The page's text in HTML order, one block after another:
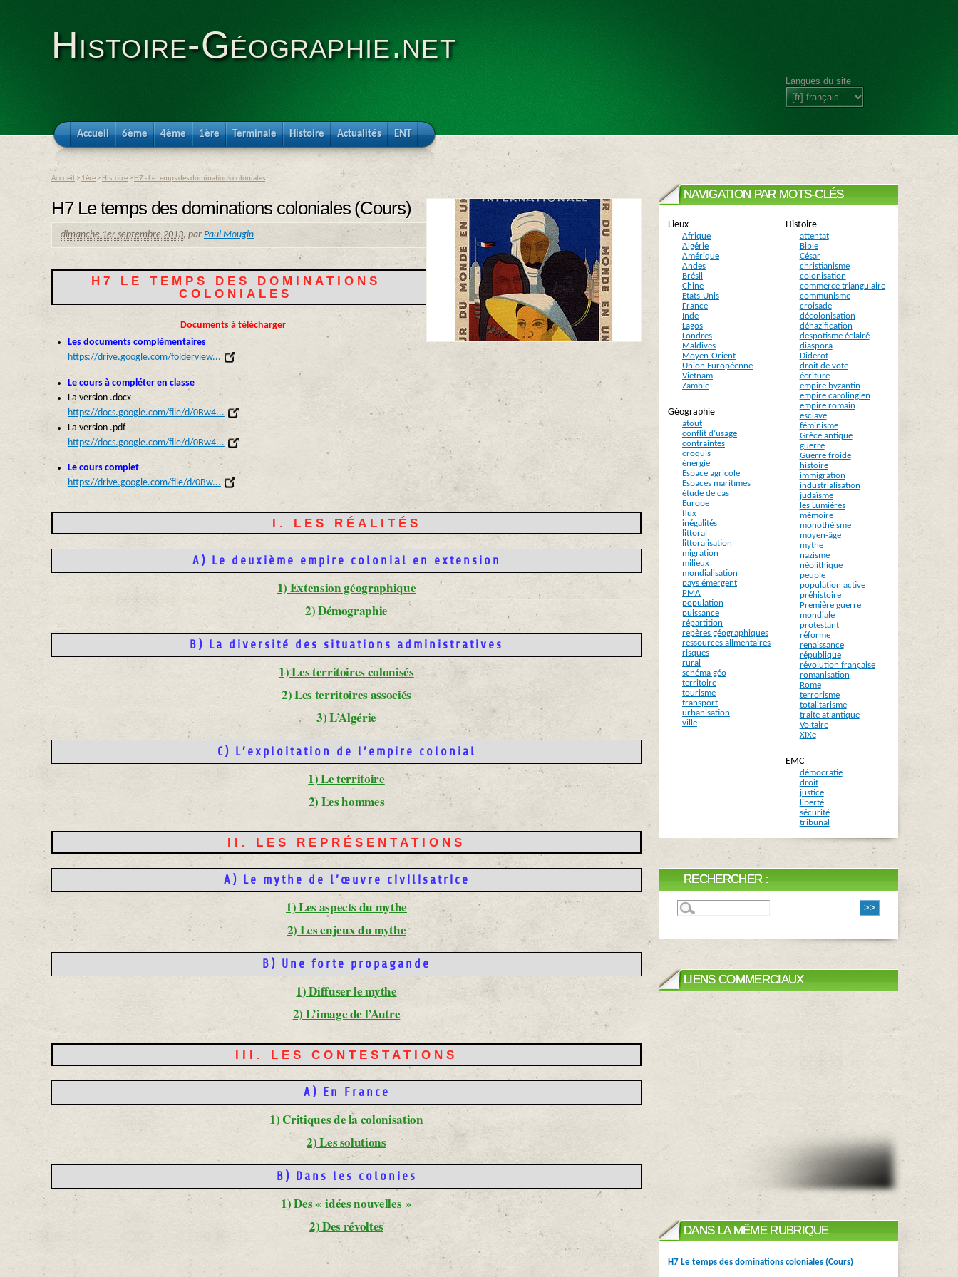
Histoire-Géographie.net
Langues du site
Accueil 6ème 4ème 1ère Terminale Histoire Actualités ENT
Accueil > 1ère > Histoire > H7 - Le temps des dominations coloniales
H7 Le temps des dominations coloniales (Cours)
dimanche 1er septembre 2013, par Paul Mougin
H7 LE TEMPS DES DOMINATIONS
COLONIALES
Documents à télécharger
Les documents complémentaires
https://drive.google.com/folderview...
Le cours à compléter en classe
La version .docx
https://docs.google.com/file/d/0Bw4...
La version .pdf
https://docs.google.com/file/d/0Bw4...
Le cours complet
https://drive.google.com/file/d/0Bw...
I. LES RÉALITÉS
A) Le deuxième empire colonial en extension
1) Extension géographique
2) Démographie
B) La diversité des situations administratives
1) Les territoires colonisés
2) Les territoires associés
3) L’Algérie
C) L’exploitation de l’empire colonial
1) Le territoire
2) Les hommes
II. LES REPRÉSENTATIONS
A) Le mythe de l’œuvre civilisatrice
1) Les aspects du mythe
2) Les enjeux du mythe
B) Une forte propagande
1) Diffuser le mythe
2) L’image de l’Autre
III. LES CONTESTATIONS
A) En France
1) Critiques de la colonisation
2) Les solutions
B) Dans les colonies
1) Des « idées nouvelles »
2) Des révoltes
NAVIGATION PAR MOTS-CLÉS
Lieux
Afrique
Algérie
Amérique
Andes
Brésil
Chine
Etats-Unis
France
Inde
Lagos
Londres
Maldives
Moyen-Orient
Union Européenne
Vietnam
Zambie
Histoire
attentat
Bible
César
christianisme
colonisation
commerce triangulaire
communisme
croisade
décolonisation
dénazification
despotisme éclairé
diaspora
Diderot
droit de vote
écriture
empire byzantin
empire carolingien
empire romain
esclave
féminisme
Grèce antique
guerre
Guerre froide
histoire
immigration
industrialisation
judaïsme
les Lumières
mémoire
monothéisme
moyen-âge
mythe
nazisme
néolithique
peuple
population active
préhistoire
Première guerre
mondiale
protestant
réforme
renaissance
république
révolution française
romanisation
Rome
terrorisme
totalitarisme
traite atlantique
Voltaire
XIXe
Géographie
atout
conflit d’usage
contraintes
croquis
énergie
Espace agricole
Espaces maritimes
étude de cas
Europe
flux
inégalités
littoral
littoralisation
migration
milieux
mondialisation
pays émergent
PMA
population
puissance
répartition
repères géographiques
ressources alimentaires
risques
rural
schéma géo
territoire
tourisme
transport
urbanisation
ville
EMC
démocratie
droit
justice
liberté
sécurité
tribunal
RECHERCHER :
LIENS COMMERCIAUX
DANS LA MÊME RUBRIQUE
H7 Le temps des dominations coloniales (Cours)